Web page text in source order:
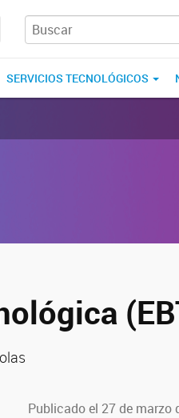
SERVICIOS TECNOLÓGICOS
Publicado el 27 de marzo